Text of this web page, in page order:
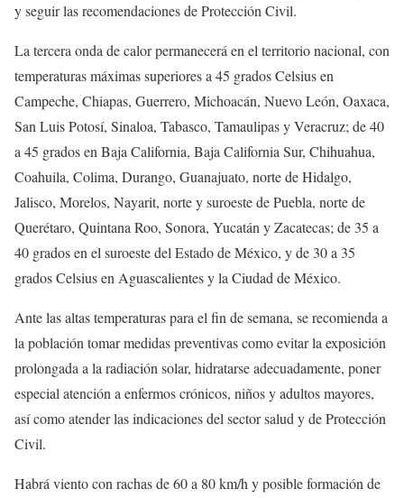
y seguir las recomendaciones de Protección Civil.
La tercera onda de calor permanecerá en el territorio nacional, con
temperaturas máximas superiores a 45 grados Celsius en
Campeche, Chiapas, Guerrero, Michoacán, Nuevo León, Oaxaca,
San Luis Potosí, Sinaloa, Tabasco, Tamaulipas y Veracruz; de 40
a 45 grados en Baja California, Baja California Sur, Chihuahua,
Coahuila, Colima, Durango, Guanajuato, norte de Hidalgo,
Jalisco, Morelos, Nayarit, norte y suroeste de Puebla, norte de
Querétaro, Quintana Roo, Sonora, Yucatán y Zacatecas; de 35 a
40 grados en el suroeste del Estado de México, y de 30 a 35
grados Celsius en Aguascalientes y la Ciudad de México.
Ante las altas temperaturas para el fin de semana, se recomienda a
la población tomar medidas preventivas como evitar la exposición
prolongada a la radiación solar, hidratarse adecuadamente, poner
especial atención a enfermos crónicos, niños y adultos mayores,
así como atender las indicaciones del sector salud y de Protección
Civil.
Habrá viento con rachas de 60 a 80 km/h y posible formación de